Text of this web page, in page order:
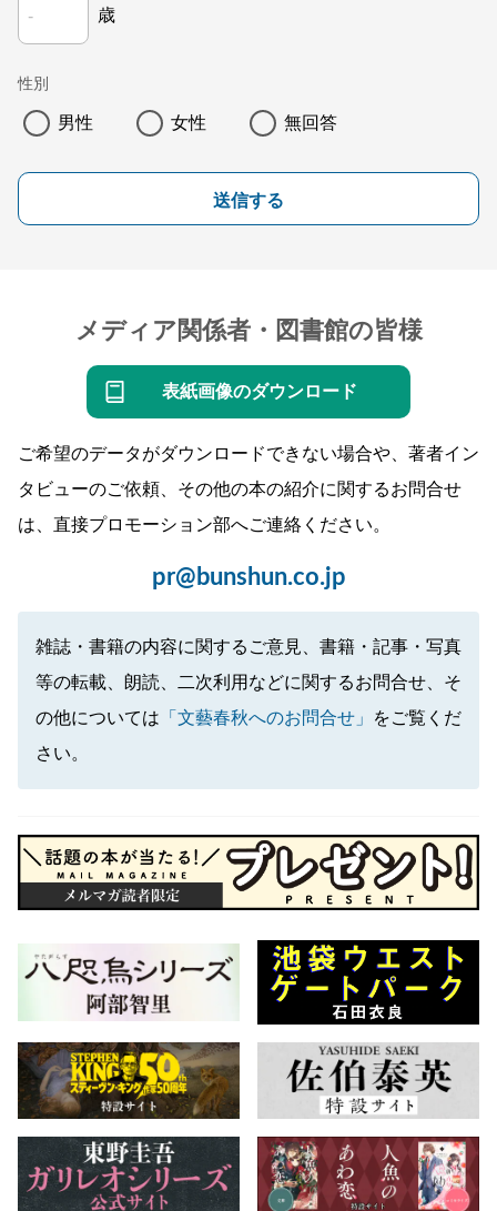
歳
性別
男性 女性 無回答
送信する
メディア関係者・図書館の皆様
表紙画像のダウンロード
ご希望のデータがダウンロードできない場合や、著者イン
タビューのご依頼、その他の本の紹介に関するお問合せ
は、直接プロモーション部へご連絡ください。
pr@bunshun.co.jp
雑誌・書籍の内容に関するご意見、書籍・記事・写真
等の転載、朗読、二次利用などに関するお問合せ、そ
の他については 「文藝春秋へのお問合せ」
をご覧くだ
さい。